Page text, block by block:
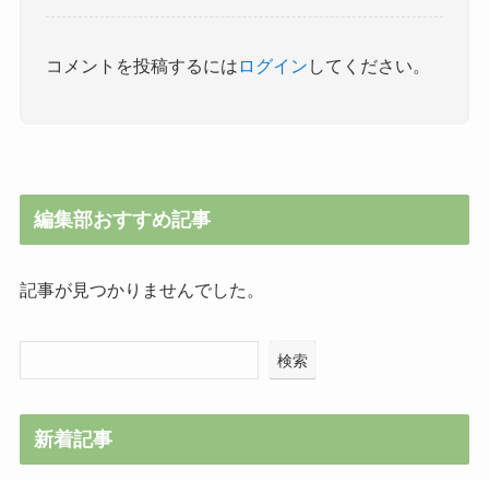
コメントを投稿するには ログイン してください。
編集部おすすめ記事
記事が見つかりませんでした。
検索
新着記事